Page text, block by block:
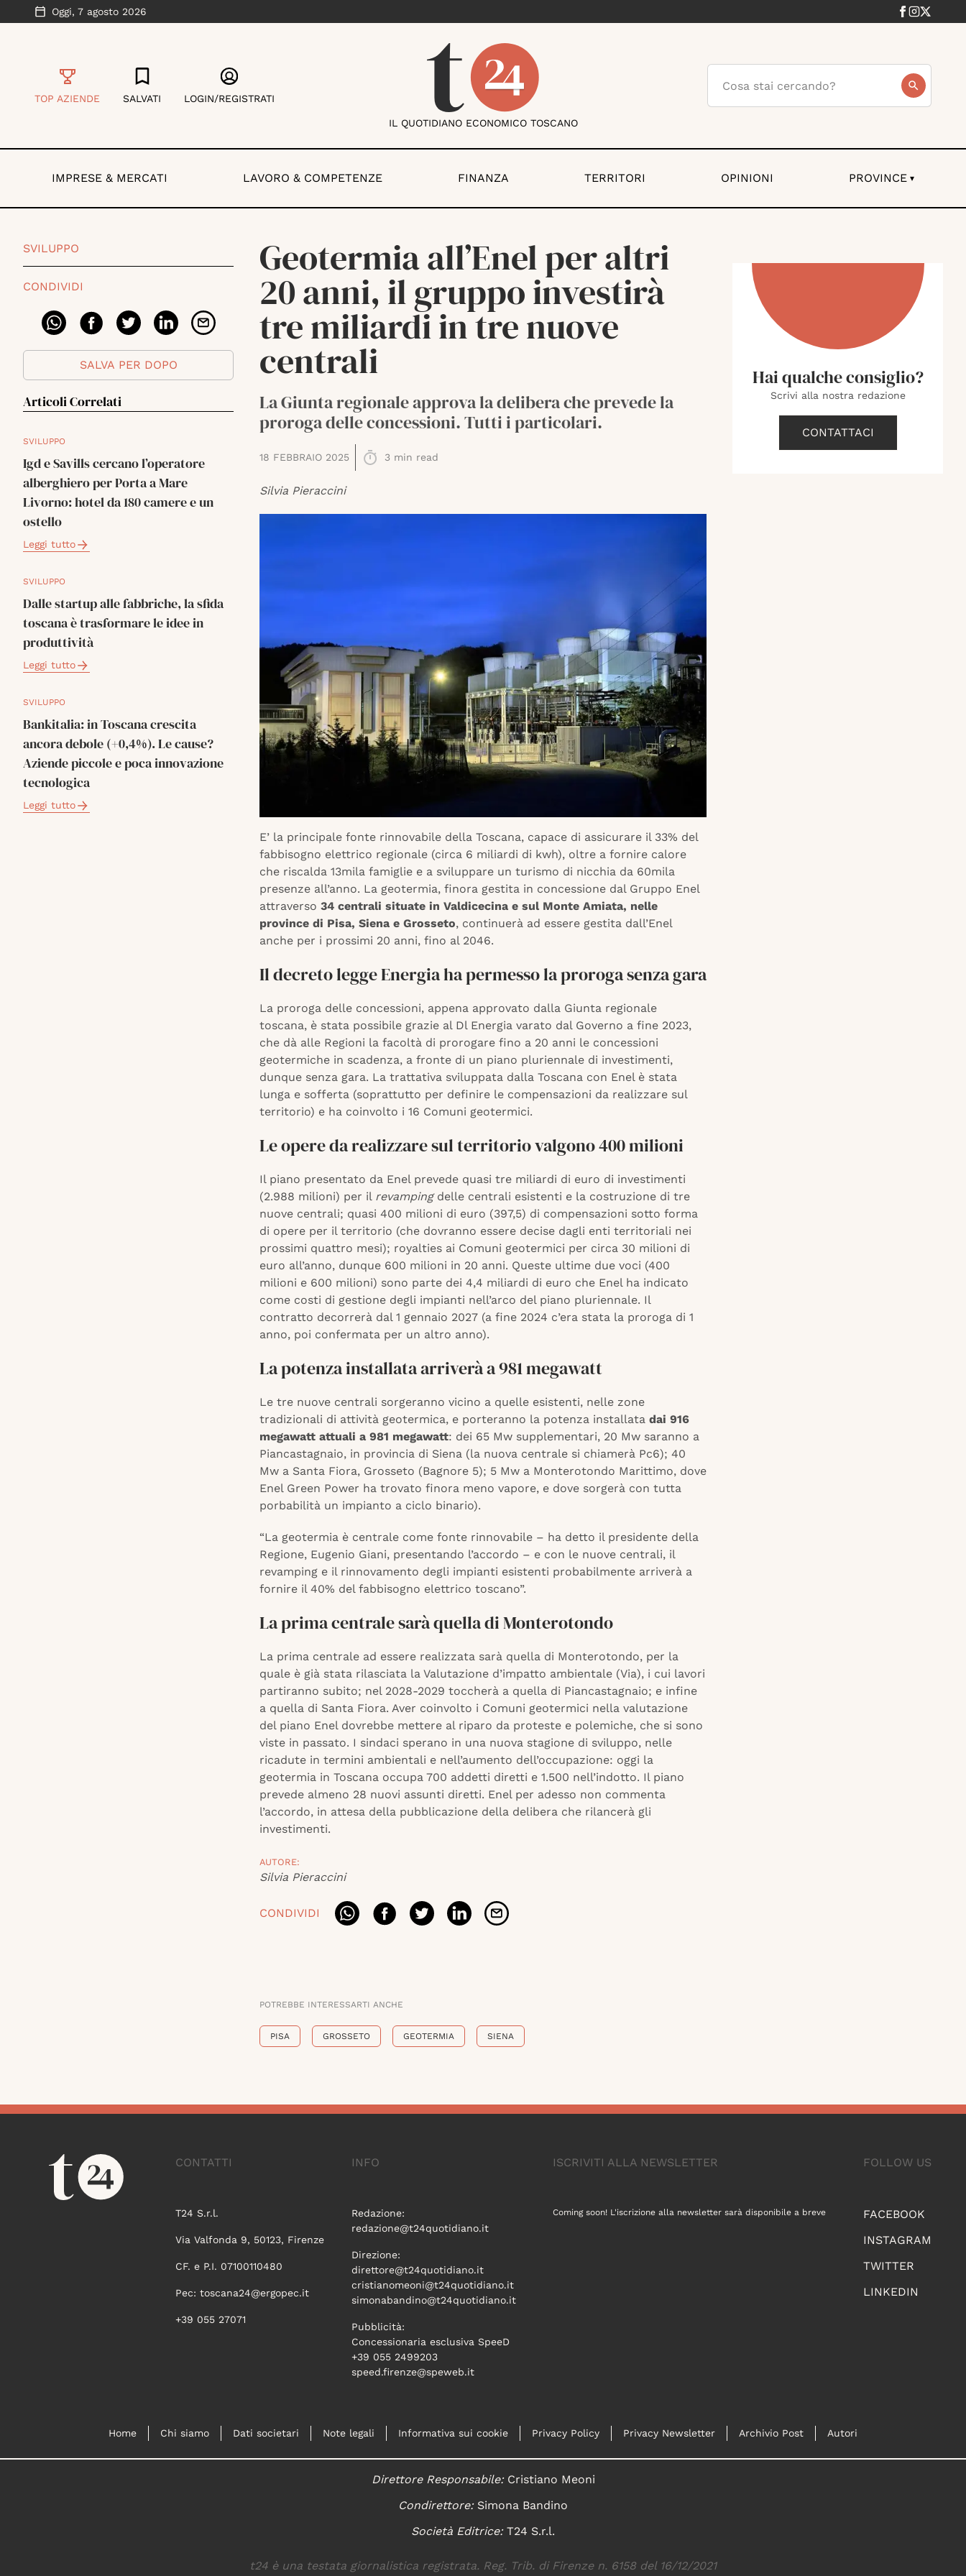
Oggi, 7 agosto 2026
TOP AZIENDE SALVATI LOGIN/REGISTRATI
IL QUOTIDIANO ECONOMICO TOSCANO
IMPRESE & MERCATI LAVORO & COMPETENZE FINANZA TERRITORI OPINIONI PROVINCE ▾
SVILUPPO
CONDIVIDI
SALVA PER DOPO
Articoli Correlati
SVILUPPO
Igd e Savills cercano l’operatore
alberghiero per Porta a Mare
Livorno: hotel da 180 camere e un
ostello
Leggi tutto
SVILUPPO
Dalle startup alle fabbriche, la sfida
toscana è trasformare le idee in
produttività
Leggi tutto
SVILUPPO
Bankitalia: in Toscana crescita
ancora debole (+0,4%). Le cause?
Aziende piccole e poca innovazione
tecnologica
Leggi tutto
Geotermia all’Enel per altri
20 anni, il gruppo investirà
tre miliardi in tre nuove
centrali
La Giunta regionale approva la delibera che prevede la
proroga delle concessioni. Tutti i particolari.
18 FEBBRAIO 2025 3 min read
Silvia Pieraccini
E’ la principale fonte rinnovabile della Toscana, capace di assicurare il 33% del
fabbisogno elettrico regionale (circa 6 miliardi di kwh), oltre a fornire calore
che riscalda 13mila famiglie e a sviluppare un turismo di nicchia da 60mila
presenze all’anno. La geotermia, finora gestita in concessione dal Gruppo Enel
attraverso 34 centrali situate in Valdicecina e sul Monte Amiata, nelle
province di Pisa, Siena e Grosseto, continuerà ad essere gestita dall’Enel
anche per i prossimi 20 anni, fino al 2046.
Il decreto legge Energia ha permesso la proroga senza gara
La proroga delle concessioni, appena approvato dalla Giunta regionale
toscana, è stata possibile grazie al Dl Energia varato dal Governo a fine 2023,
che dà alle Regioni la facoltà di prorogare fino a 20 anni le concessioni
geotermiche in scadenza, a fronte di un piano pluriennale di investimenti,
dunque senza gara. La trattativa sviluppata dalla Toscana con Enel è stata
lunga e sofferta (soprattutto per definire le compensazioni da realizzare sul
territorio) e ha coinvolto i 16 Comuni geotermici.
Le opere da realizzare sul territorio valgono 400 milioni
Il piano presentato da Enel prevede quasi tre miliardi di euro di investimenti
(2.988 milioni) per il revampingdelle centrali esistenti e la costruzione di tre
nuove centrali; quasi 400 milioni di euro (397,5) di compensazioni sotto forma
di opere per il territorio (che dovranno essere decise dagli enti territoriali nei
prossimi quattro mesi); royalties ai Comuni geotermici per circa 30 milioni di
euro all’anno, dunque 600 milioni in 20 anni. Queste ultime due voci (400
milioni e 600 milioni) sono parte dei 4,4 miliardi di euro che Enel ha indicato
come costi di gestione degli impianti nell’arco del piano pluriennale. Il
contratto decorrerà dal 1 gennaio 2027 (a fine 2024 c’era stata la proroga di 1
anno, poi confermata per un altro anno).
La potenza installata arriverà a 981 megawatt
Le tre nuove centrali sorgeranno vicino a quelle esistenti, nelle zone
tradizionali di attività geotermica, e porteranno la potenza installata dai 916
megawatt attuali a 981 megawatt: dei 65 Mw supplementari, 20 Mw saranno a
Piancastagnaio, in provincia di Siena (la nuova centrale si chiamerà Pc6); 40
Mw a Santa Fiora, Grosseto (Bagnore 5); 5 Mw a Monterotondo Marittimo, dove
Enel Green Power ha trovato finora meno vapore, e dove sorgerà con tutta
porbabilità un impianto a ciclo binario).
“La geotermia è centrale come fonte rinnovabile – ha detto il presidente della
Regione, Eugenio Giani, presentando l’accordo – e con le nuove centrali, il
revamping e il rinnovamento degli impianti esistenti probabilmente arriverà a
fornire il 40% del fabbisogno elettrico toscano”.
La prima centrale sarà quella di Monterotondo
La prima centrale ad essere realizzata sarà quella di Monterotondo, per la
quale è già stata rilasciata la Valutazione d’impatto ambientale (Via), i cui lavori
partiranno subito; nel 2028-2029 toccherà a quella di Piancastagnaio; e infine
a quella di Santa Fiora. Aver coinvolto i Comuni geotermici nella valutazione
del piano Enel dovrebbe mettere al riparo da proteste e polemiche, che si sono
viste in passato. I sindaci sperano in una nuova stagione di sviluppo, nelle
ricadute in termini ambientali e nell’aumento dell’occupazione: oggi la
geotermia in Toscana occupa 700 addetti diretti e 1.500 nell’indotto. Il piano
prevede almeno 28 nuovi assunti diretti. Enel per adesso non commenta
l’accordo, in attesa della pubblicazione della delibera che rilancerà gli
investimenti.
AUTORE:
Silvia Pieraccini
CONDIVIDI
POTREBBE INTERESSARTI ANCHE
PISA GROSSETO GEOTERMIA SIENA
Hai qualche consiglio?
Scrivi alla nostra redazione
CONTATTACI
CONTATTI
T24 S.r.l.
Via Valfonda 9, 50123, Firenze
CF. e P.I. 07100110480
Pec: toscana24@ergopec.it
+39 055 27071
INFO
Redazione:
redazione@t24quotidiano.it
Direzione:
direttore@t24quotidiano.it
cristianomeoni@t24quotidiano.it
simonabandino@t24quotidiano.it
Pubblicità:
Concessionaria esclusiva SpeeD
+39 055 2499203
speed.firenze@speweb.it
FOLLOW US
FACEBOOK
INSTAGRAM
TWITTER
LINKEDIN
ISCRIVITI ALLA NEWSLETTER
Coming soon! L'iscrizione alla newsletter sarà disponibile a breve
Home Chi siamo Dati societari Note legali Informativa sui cookie Privacy Policy Privacy Newsletter Archivio Post Autori
Direttore Responsabile:Cristiano Meoni
Condirettore:Simona Bandino
Società Editrice:T24 S.r.l.
t24 è una testata giornalistica registrata. Reg. Trib. di Firenze n. 6158 del 16/12/2021